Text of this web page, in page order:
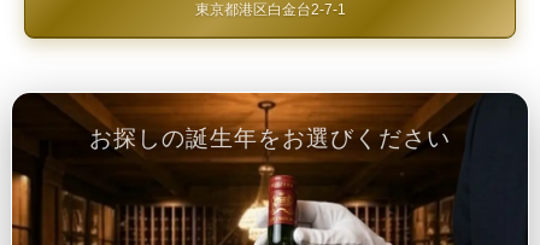
東京都港区白金台2-7-1
お探しの誕生年をお選びください